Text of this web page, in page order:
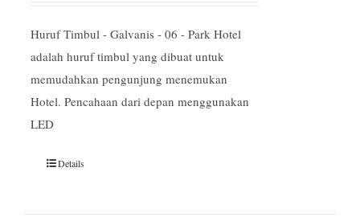
Huruf Timbul - Galvanis - 06 - Park Hotel
adalah huruf timbul yang dibuat untuk
memudahkan pengunjung menemukan
Hotel. Pencahaan dari depan menggunakan
LED
Details